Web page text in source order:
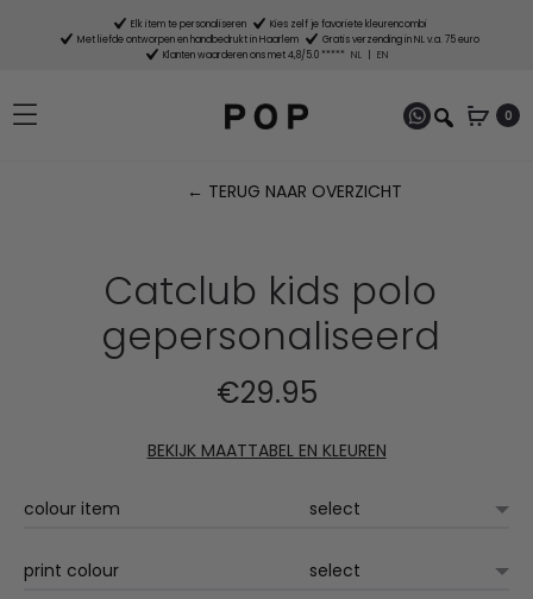
Elk item te personaliseren
Kies zelf je favoriete kleurencombi
Met liefde ontworpen en handbedrukt in Haarlem
Gratis verzending in NL v.a. 75 euro
Klanten waarderen ons met 4,8/5.0 ***** NL EN
0
← TERUG NAAR OVERZICHT
Catclub kids polo
gepersonaliseerd
€29.95
BEKIJK MAATTABEL EN KLEUREN
colour item
print colour